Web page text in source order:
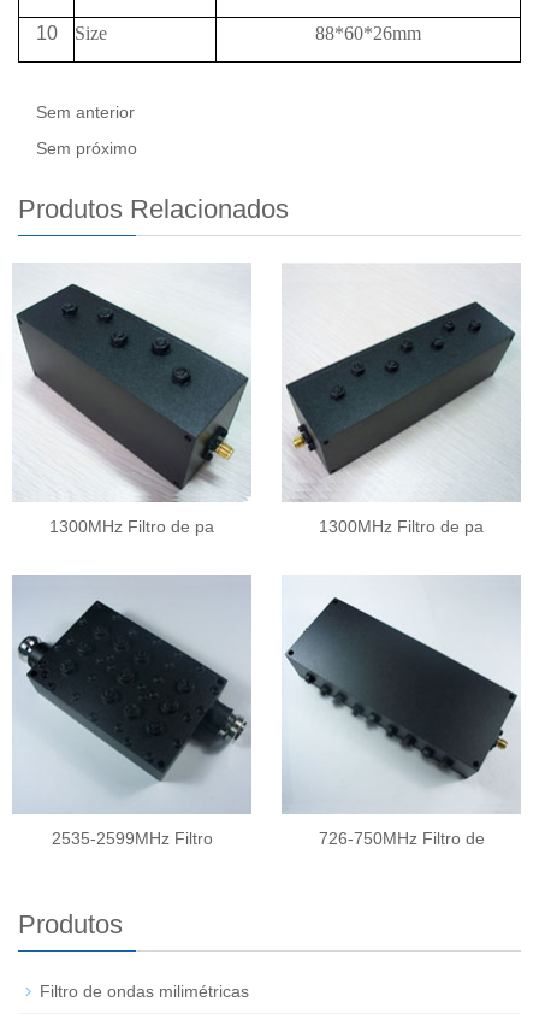
10 Size 88*60*26mm
Sem anterior
Sem próximo
Produtos Relacionados
1300MHz Filtro de pa 1300MHz Filtro de pa
2535-2599MHz Filtro 726-750MHz Filtro de
Produtos
Filtro de ondas milimétricas